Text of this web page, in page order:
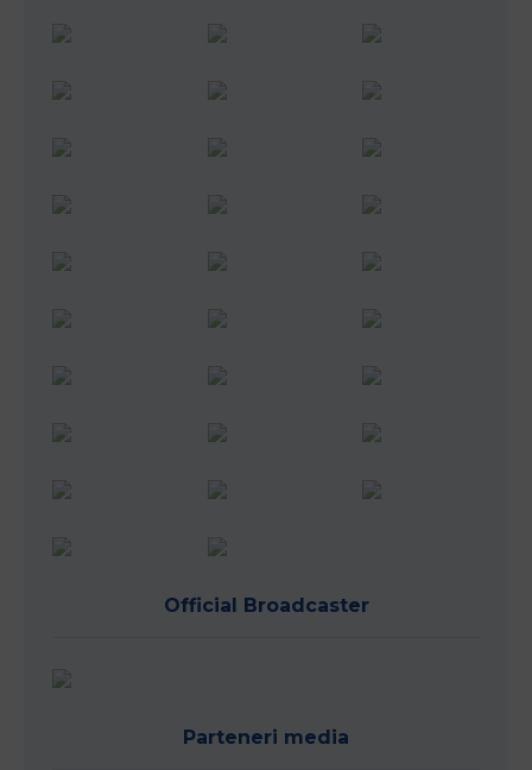
Official Broadcaster
Parteneri media